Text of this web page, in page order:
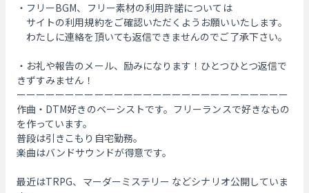
・フリーBGM、フリー素材の利用許諾については
サイトの利用規約をご確認いただくようお願いいたします。
わたしに連絡を頂いても返信できませんのでご了承下さい。
・お礼や報告のメール、励みになります！ひとつひとつ返信で
きずすみません！
ーーーーーーーーーーーーーーーーーーーーーーーーーーーー
作曲・DTM好きのベーシストです。フリーランスで好きなもの
を作っています。
普段は引きこもり自宅勤務。
楽曲はバンドサウンドが得意です。
最近はTRPG、マーダーミステリー などシナリオ公開していま